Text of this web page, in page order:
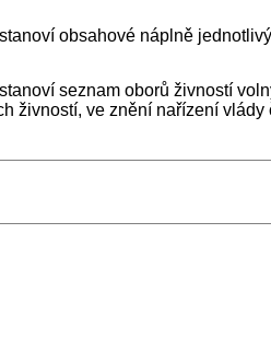
obsahové náplně
seznam oborů živností
živností, ve znění nařízení vlády